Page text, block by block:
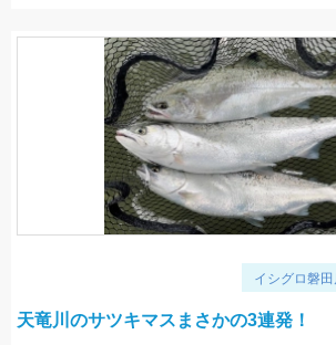
イシグロ磐
天竜川のサツキマスまさかの3連発！